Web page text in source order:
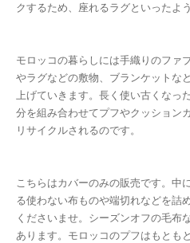
クするため、座れるラグといったよ
モロッコの暮らしには手織りのファ
やラグなどの敷物、ブランケットな
上げていきます。長く使い古くなっ
分を組み合わせてプフやクッション
リサイクルされるのです。
こちらはカバーのみの販売です。中
る使わない布ものや端切れなどを詰
くださいませ。シーズンオフの毛布
あります。モロッコのプフはもとも